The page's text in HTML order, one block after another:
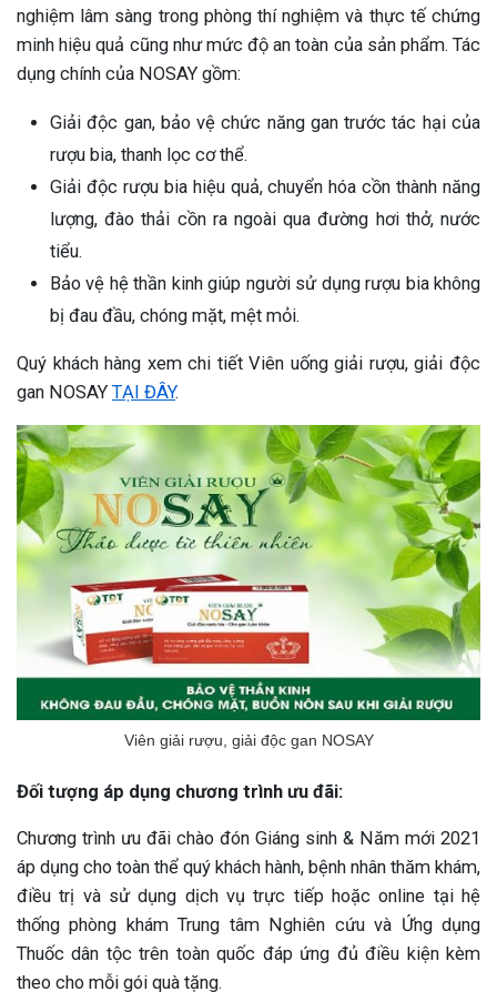
nghiệm lâm sàng trong phòng thí nghiệm và thực tế chứng
minh hiệu quả cũng như mức độ an toàn của sản phẩm. Tác
dụng chính của NOSAY gồm:
Giải độc gan, bảo vệ chức năng gan trước tác hại của
rượu bia, thanh lọc cơ thể.
Giải độc rượu bia hiệu quả, chuyển hóa cồn thành năng
lượng, đào thải cồn ra ngoài qua đường hơi thở, nước
tiểu.
Bảo vệ hệ thần kinh giúp người sử dụng rượu bia không
bị đau đầu, chóng mặt, mệt mỏi.
Quý khách hàng xem chi tiết Viên uống giải rượu, giải độc
gan NOSAYTẠI ĐÂY.
Viên giải rượu, giải độc gan NOSAY
Đối tượng áp dụng chương trình ưu đãi:
Chương trình ưu đãi chào đón Giáng sinh & Năm mới 2021
áp dụng cho toàn thể quý khách hành, bệnh nhân thăm khám,
điều trị và sử dụng dịch vụ trực tiếp hoặc online tại hệ
thống phòng khám Trung tâm Nghiên cứu và Ứng dụng
Thuốc dân tộc trên toàn quốc đáp ứng đủ điều kiện kèm
theo cho mỗi gói quà tặng.